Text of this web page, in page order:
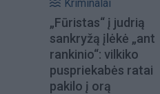
Kriminalai
„Fūristas“ į judrią
sankryžą įlėkė „ant
rankinio“: vilkiko
puspriekabės ratai
pakilo į orą